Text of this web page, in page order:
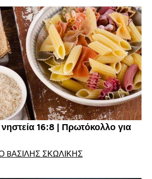
νηστεία 16:8 | Πρωτόκολλο για
BΑΣΊΛΗΣ ΣΚΩΛΊΚΗΣ